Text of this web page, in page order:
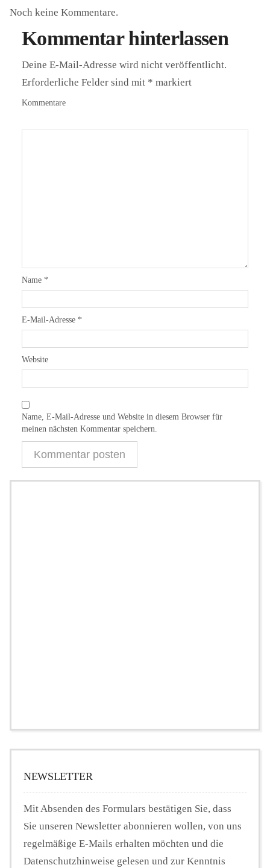
Noch keine Kommentare.
Kommentar hinterlassen
Deine E-Mail-Adresse wird nicht veröffentlicht.
Erforderliche Felder sind mit * markiert
Kommentare
Name *
E-Mail-Adresse *
Website
Name, E-Mail-Adresse und Website in diesem Browser für
meinen nächsten Kommentar speichern.
NEWSLETTER
Mit Absenden des Formulars bestätigen Sie, dass
Sie unseren Newsletter abonnieren wollen, von uns
regelmäßige E-Mails erhalten möchten und die
Datenschutzhinweise gelesen und zur Kenntnis